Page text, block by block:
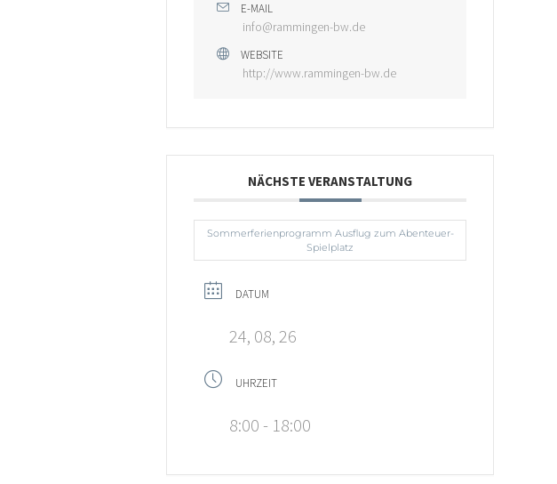
E-MAIL
info@rammingen-bw.de
WEBSITE
http://www.rammingen-bw.de
NÄCHSTE VERANSTALTUNG
Sommerferienprogramm Ausflug zum Abenteuer-
Spielplatz
DATUM
24, 08, 26
UHRZEIT
8:00 - 18:00